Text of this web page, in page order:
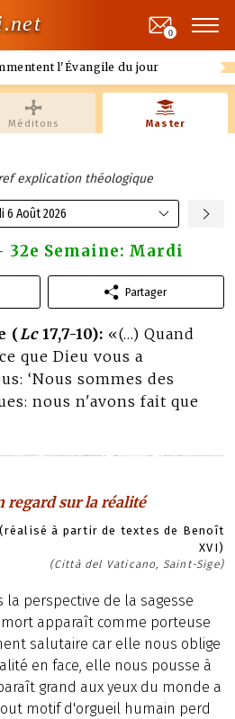
l'Évangile du jour
0
Méditons Master
explication théologique
6 Août 2026
Semaine: Mardi
Partager
(Lc17,7-10): «(…) Quand
que Dieu vous a
‘Nous sommes des
nous n'avons fait que
regard sur la réalité
(réalisé à partir de textes de Benoît
XVI)
(Città del Vaticano, Saint-Sige)
la perspective de la sagesse
apparaît comme porteuse
salutaire car elle nous oblige
en face, elle nous pousse à
grand aux yeux du monde a
motif d'orgueil humain perd